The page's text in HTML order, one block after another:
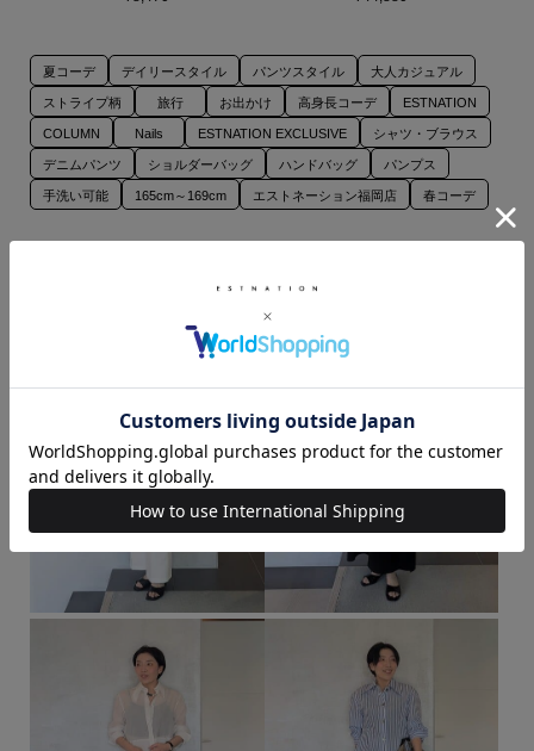
夏コーデ デイリースタイル パンツスタイル 大人カジュアル
ストライプ柄 旅行 お出かけ 高身長コーデ ESTNATION
COLUMN Nails ESTNATION EXCLUSIVE シャツ・ブラウス
デニムパンツ ショルダーバッグ ハンドバッグ パンプス
手洗い可能 165cm～169cm エストネーション福岡店 春コーデ